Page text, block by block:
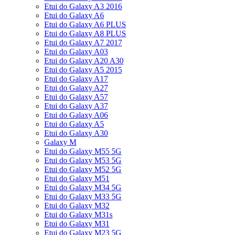
Etui do Galaxy A3 2016
Etui do Galaxy A6
Etui do Galaxy A6 PLUS
Etui do Galaxy A8 PLUS
Etui do Galaxy A7 2017
Etui do Galaxy A03
Etui do Galaxy A20 A30
Etui do Galaxy A5 2015
Etui do Galaxy A17
Etui do Galaxy A27
Etui do Galaxy A57
Etui do Galaxy A37
Etui do Galaxy A06
Etui do Galaxy A5
Etui do Galaxy A30
Galaxy M
Etui do Galaxy M55 5G
Etui do Galaxy M53 5G
Etui do Galaxy M52 5G
Etui do Galaxy M51
Etui do Galaxy M34 5G
Etui do Galaxy M33 5G
Etui do Galaxy M32
Etui do Galaxy M31s
Etui do Galaxy M31
Etui do Galaxy M23 5G